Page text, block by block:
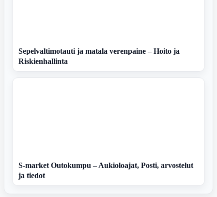
Sepelvaltimotauti ja matala verenpaine – Hoito ja
Riskienhallinta
S-market Outokumpu – Aukioloajat, Posti, arvostelut
ja tiedot